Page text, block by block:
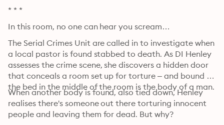
* * *
In this room, no one can hear you scream…
The Serial Crimes Unit are called in to investigate when
a local pastor is found stabbed to death. As DI Henley
assesses the crime scene, she discovers a hidden door
that conceals a room set up for torture – and bound to
the bed in the middle of the room is the body of a man.
When another body is found, also tied down, Henley
realises there's someone out there torturing innocent
people and leaving them for dead. But why?